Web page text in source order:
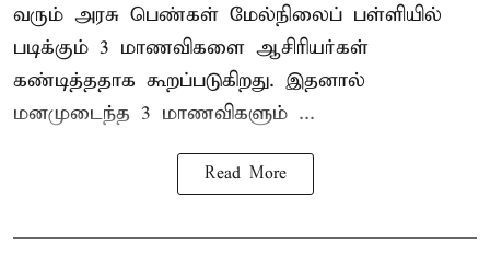
வரும் அரசு பெண்கள் மேல்நிலைப் பள்ளியில்
படிக்கும் 3 மாணவிகளை ஆசிரியர்கள்
கண்டித்ததாக கூறப்படுகிறது. இதனால்
மனமுடைந்த 3 மாணவிகளும் ...
Read More